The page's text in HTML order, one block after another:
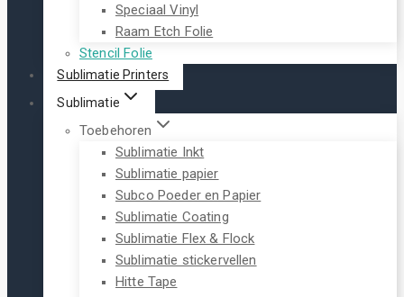
Speciaal Vinyl
Raam Etch Folie
Stencil Folie
Sublimatie Printers
Sublimatie
Toebehoren
Sublimatie Inkt
Sublimatie papier
Subco Poeder en Papier
Sublimatie Coating
Sublimatie Flex & Flock
Sublimatie stickervellen
Hitte Tape